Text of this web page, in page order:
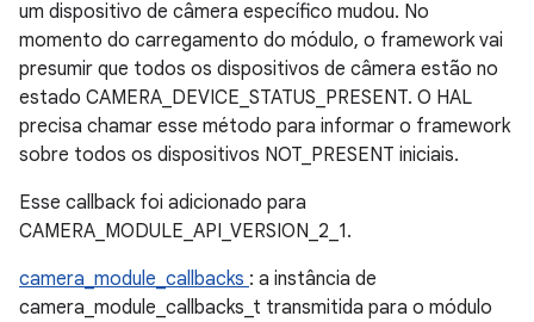
um dispositivo de câmera específico mudou. No
momento do carregamento do módulo, o framework vai
presumir que todos os dispositivos de câmera estão no
estado CAMERA_DEVICE_STATUS_PRESENT. O HAL
precisa chamar esse método para informar o framework
sobre todos os dispositivos NOT_PRESENT iniciais.
Esse callback foi adicionado para
CAMERA_MODULE_API_VERSION_2_1.
camera_module_callbacks : a instância de
camera_module_callbacks_t transmitida para o módulo